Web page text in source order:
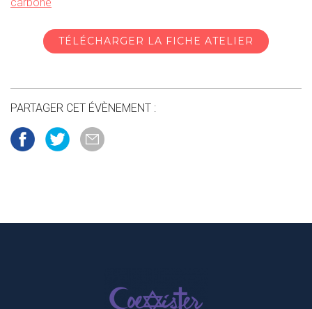
TÉLÉCHARGER LA FICHE ATELIER
PARTAGER CET ÉVÈNEMENT :